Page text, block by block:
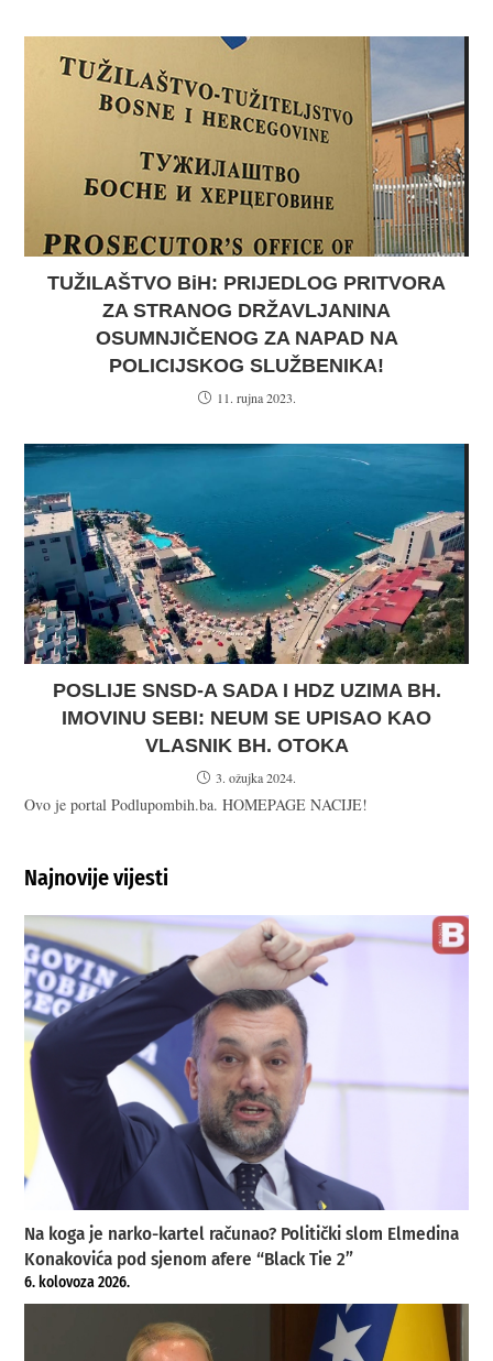
TUŽILAŠTVO BiH: PRIJEDLOG PRITVORA
ZA STRANOG DRŽAVLJANINA
OSUMNJIČENOG ZA NAPAD NA
POLICIJSKOG SLUŽBENIKA!
11. rujna 2023.
POSLIJE SNSD-A SADA I HDZ UZIMA BH.
IMOVINU SEBI: NEUM SE UPISAO KAO
VLASNIK BH. OTOKA
3. ožujka 2024.
Ovo je portal Podlupombih.ba. HOMEPAGE NACIJE!
Najnovije vijesti
Na koga je narko-kartel računao? Politički slom Elmedina
Konakovića pod sjenom afere “Black Tie 2”
6. kolovoza 2026.